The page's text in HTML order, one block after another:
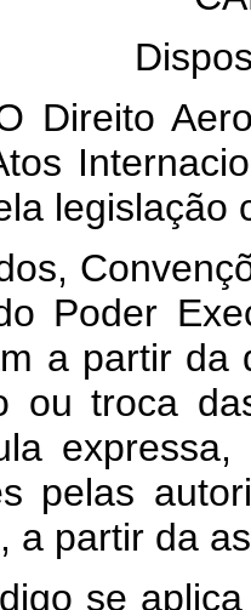
Direito
legislação
Poder
a partir
ou troca
pelas
a partir da
se